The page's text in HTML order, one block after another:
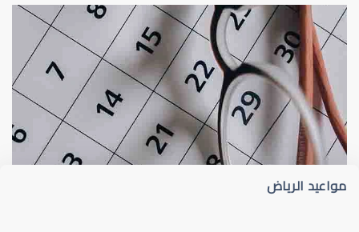
أسباب الماء الماء الأزرق
مواعيد الرياض